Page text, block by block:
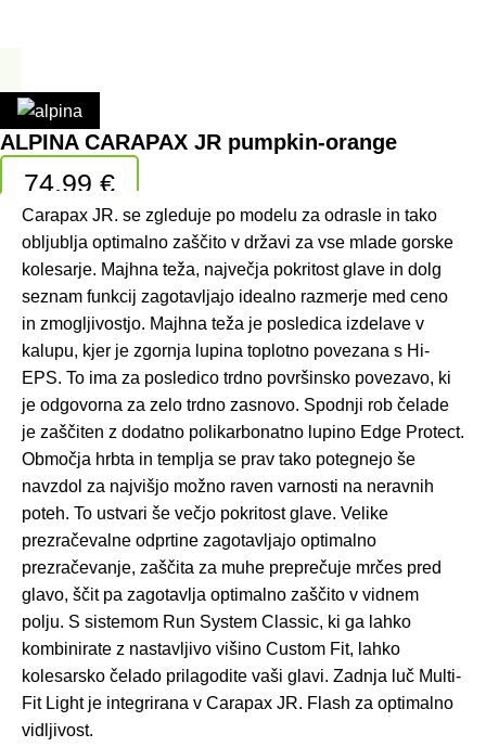
ALPINA CARAPAX JR pumpkin-orange
74,99 €
Carapax JR. se zgleduje po modelu za odrasle in tako
obljublja optimalno zaščito v državi za vse mlade gorske
kolesarje. Majhna teža, največja pokritost glave in dolg
seznam funkcij zagotavljajo idealno razmerje med ceno
in zmogljivostjo. Majhna teža je posledica izdelave v
kalupu, kjer je zgornja lupina toplotno povezana s Hi-
EPS. To ima za posledico trdno površinsko povezavo, ki
je odgovorna za zelo trdno zasnovo. Spodnji rob čelade
je zaščiten z dodatno polikarbonatno lupino Edge Protect.
Območja hrbta in templja se prav tako potegnejo še
navzdol za najvišjo možno raven varnosti na neravnih
poteh. To ustvari še večjo pokritost glave. Velike
prezračevalne odprtine zagotavljajo optimalno
prezračevanje, zaščita za muhe preprečuje mrčes pred
glavo, ščit pa zagotavlja optimalno zaščito v vidnem
polju. S sistemom Run System Classic, ki ga lahko
kombinirate z nastavljivo višino Custom Fit, lahko
kolesarsko čelado prilagodite vaši glavi. Zadnja luč Multi-
Fit Light je integrirana v Carapax JR. Flash za optimalno
vidljivost.